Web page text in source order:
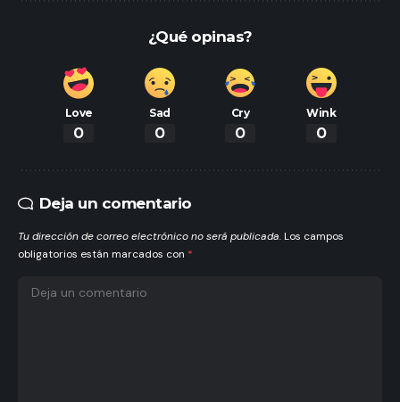
¿Qué opinas?
Love
0
Sad
0
Cry
0
Wink
0
Deja un comentario
Tu dirección de correo electrónico no será publicada. Los campos
obligatorios están marcados con *